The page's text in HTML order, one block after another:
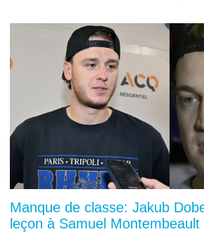
Manque de classe: Jakub
leçon à Samuel Montembeault